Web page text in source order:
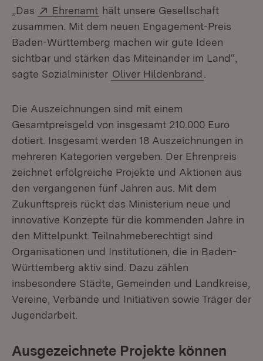
„Das Extern:
Ehrenamt (Öffnet in neuem Fenster)
hält unsere Gesellschaft
zusammen. Mit dem neuen Engagement-Preis
Baden-Württemberg machen wir gute Ideen
sichtbar und stärken das Miteinander im Land“,
sagte Sozialminister Oliver Hildenbrand
Die Auszeichnungen sind mit einem
Gesamtpreisgeld von insgesamt 210.000 Euro
dotiert. Insgesamt werden 18 Auszeichnungen in
mehreren Kategorien vergeben. Der Ehrenpreis
zeichnet erfolgreiche Projekte und Aktionen aus
den vergangenen fünf Jahren aus. Mit dem
Zukunftspreis rückt das Ministerium neue und
innovative Konzepte für die kommenden Jahre in
den Mittelpunkt. Teilnahmeberechtigt sind
Organisationen und Institutionen, die in Baden-
Württemberg aktiv sind. Dazu zählen
insbesondere Städte, Gemeinden und Landkreise,
Vereine, Verbände und Initiativen sowie Träger der
Jugendarbeit.
Ausgezeichnete Projekte können